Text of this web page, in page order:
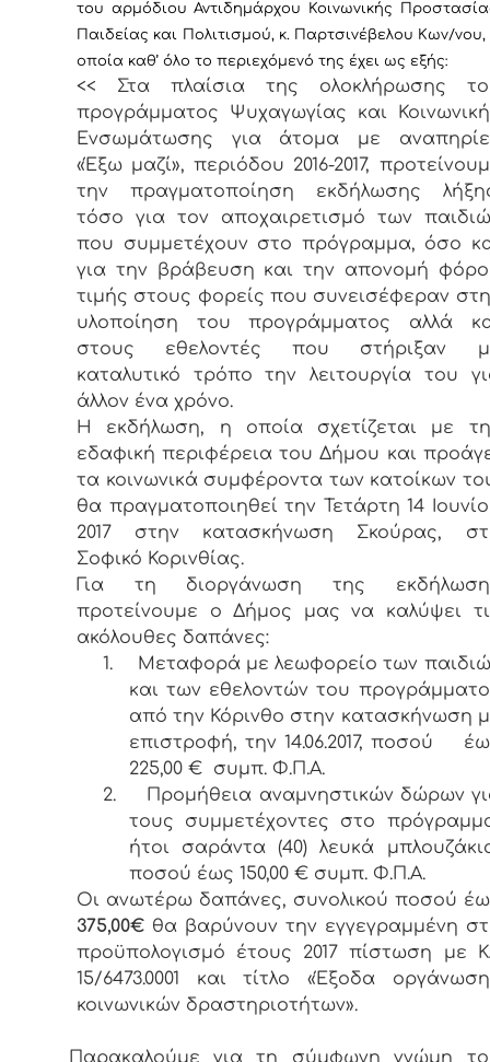
του αρμόδιου Αντιδημάρχου Κοινωνικής
Παιδείας και Πολιτισμού, κ. Παρτσινέβελου Κων/νου,
οποία καθ’ όλο το περιεχόμενό της έχει ως εξής:
<< Στα πλαίσια της ολοκλήρωσης
προγράμματος Ψυχαγωγίας και
Ενσωμάτωσης για άτομα με
«Έξω μαζί», περιόδου 2016-2017,
την πραγματοποίηση εκδήλωσης
τόσο για τον αποχαιρετισμό των
που συμμετέχουν στο πρόγραμμα, όσο
για την βράβευση και την απονομή
τιμής στους φορείς που συνεισέφεραν
υλοποίηση του προγράμματος αλλά
στους εθελοντές που στήριξαν
καταλυτικό τρόπο την λειτουργία του
άλλον ένα χρόνο.
Η εκδήλωση, η οποία σχετίζεται με
εδαφική περιφέρεια του Δήμου και
τα κοινωνικά συμφέροντα των κατοίκων
θα πραγματοποιηθεί την Τετάρτη 14
2017 στην κατασκήνωση Σκούρας,
Σοφικό Κορινθίας.
Για τη διοργάνωση της
προτείνουμε ο Δήμος μας να καλύψει
ακόλουθες δαπάνες:
1.
Μεταφορά με λεωφορείο των
και των εθελοντών του
από την Κόρινθο στην κατασκήνωση
επιστροφή, την 14.06.2017, ποσού
225,00 € συμπ. Φ.Π.Α.
2.
Προμήθεια αναμνηστικών δώρων
τους συμμετέχοντες στο
ήτοι σαράντα (40) λευκά
ποσού έως 150,00 € συμπ. Φ.Π.Α.
Οι ανωτέρω δαπάνες, συνολικού ποσού
375,00€ θα βαρύνουν την εγγεγραμμένη
προϋπολογισμό έτους 2017 πίστωση με
15/6473.0001 και τίτλο «Έξοδα
κοινωνικών δραστηριοτήτων».
Παρακαλούμε για τη σύμφωνη γνώμη